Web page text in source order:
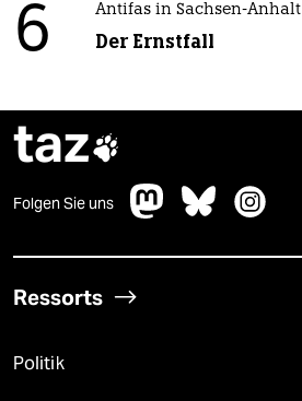
6 Antifas in Sachsen-Anhalt
Der Ernstfall
taz
Folgen Sie uns
Ressorts
Politik